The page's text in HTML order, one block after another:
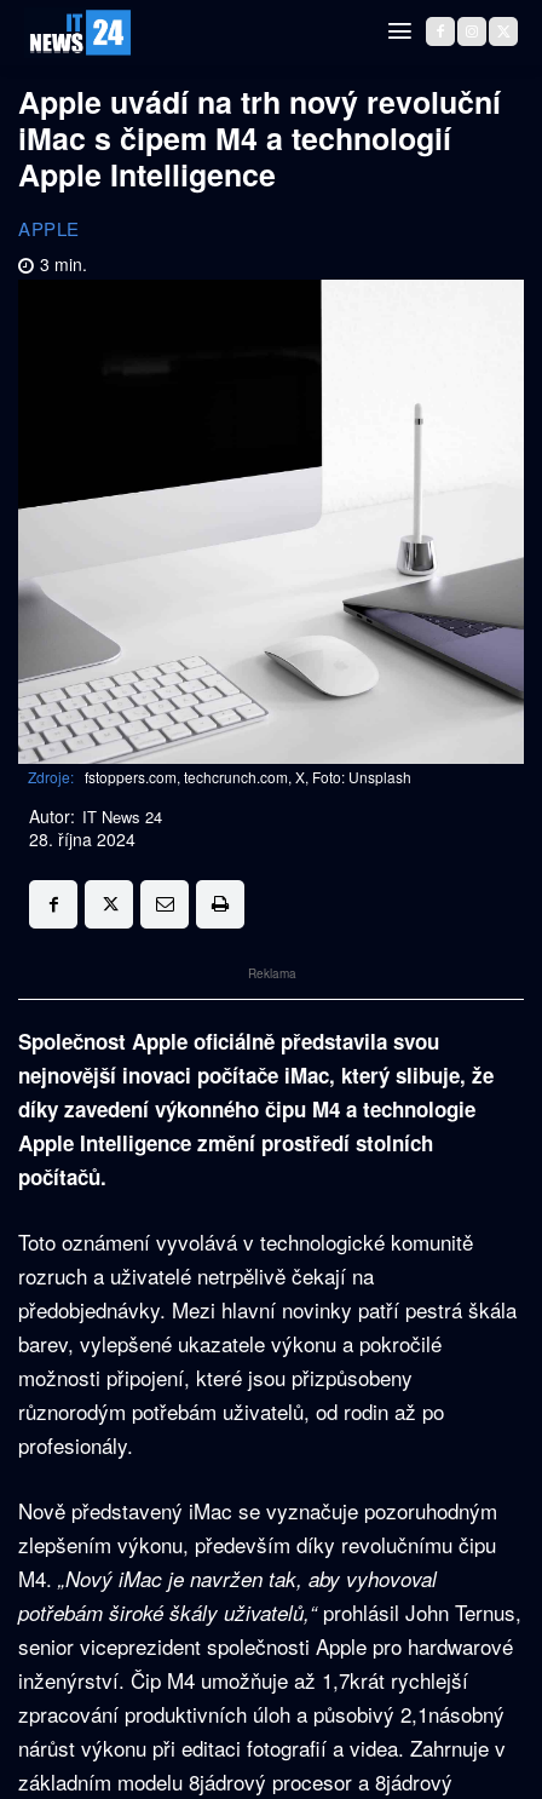
Apple uvádí na trh nový revoluční
iMac s čipem M4 a technologií
Apple Intelligence
APPLE
3 min.
Zdroje: fstoppers.com, techcrunch.com, X, Foto: Unsplash
Autor: IT News 24
28. října 2024
Reklama
Společnost Apple oficiálně představila svou
nejnovější inovaci počítače iMac, který slibuje, že
díky zavedení výkonného čipu M4 a technologie
Apple Intelligence změní prostředí stolních
počítačů.
Toto oznámení vyvolává v technologické komunitě
rozruch a uživatelé netrpělivě čekají na
předobjednávky. Mezi hlavní novinky patří pestrá škála
barev, vylepšené ukazatele výkonu a pokročilé
možnosti připojení, které jsou přizpůsobeny
různorodým potřebám uživatelů, od rodin až po
profesionály.
Nově představený iMac se vyznačuje pozoruhodným
zlepšením výkonu, především díky revolučnímu čipu
M4. „Nový iMac je navržen tak, aby vyhovoval
potřebám široké škály uživatelů,“prohlásil John Ternus,
senior viceprezident společnosti Apple pro hardwarové
inženýrství. Čip M4 umožňuje až 1,7krát rychlejší
zpracování produktivních úloh a působivý 2,1násobný
nárůst výkonu při editaci fotografií a videa. Zahrnuje v
základním modelu 8jádrový procesor a 8jádrový